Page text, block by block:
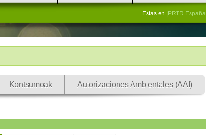
Estas en | PRTR España
Kontsumoak Autorizaciones Ambientales (AAI)